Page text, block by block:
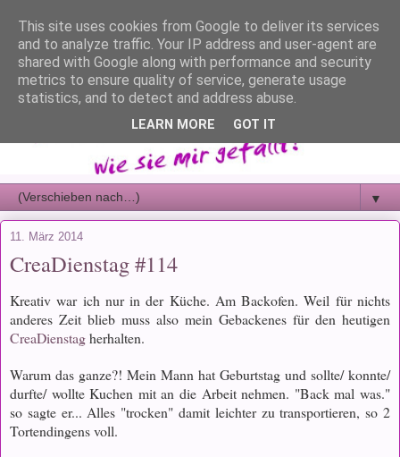
▼
11. März 2014
CreaDienstag #114
Kreativ war ich nur in der Küche. Am Backofen. Weil für nichts
anderes Zeit blieb muss also mein Gebackenes für den heutigen
CreaDienstagherhalten.
Warum das ganze?! Mein Mann hat Geburtstag und sollte/ konnte/
durfte/ wollte Kuchen mit an die Arbeit nehmen. "Back mal was."
so sagte er... Alles "trocken" damit leichter zu transportieren, so 2
Tortendingens voll.
This site uses cookies from Google to deliver its services
and to analyze traffic. Your IP address and user-agent are
shared with Google along with performance and security
metrics to ensure quality of service, generate usage
statistics, and to detect and address abuse.
LEARN MORE GOT IT